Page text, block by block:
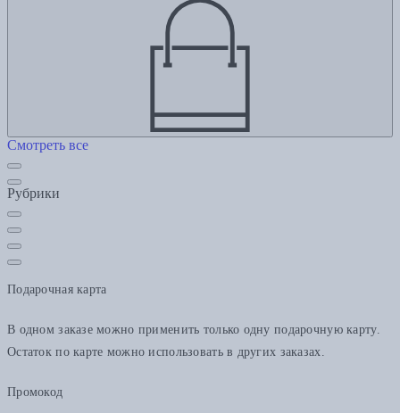
Смотреть все
Рубрики
Подарочная карта
В одном заказе можно применить только одну подарочную карту.
Остаток по карте можно использовать в других заказах.
Промокод